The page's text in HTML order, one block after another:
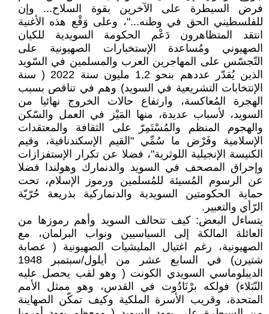
فرض السيطرة على الآخرين بقوة السلاح... وإن
للفلسطيني الحق في وطنه..."، وعلى وَقْع هذه الأغنية
انتقد المتظاهرون دَعْم الحكومة السويدية للكيان
الصهيوني ومُساعدة الإستخبارات الصهيونية على
التّجسّس على المهاجرين العرب والمسلمين في السّويد
الذين يُقدّر عددهم بنحو 1,2 مليون سنة 2022 ( سنة
الإنتخابات التشريعية في السويد) وهم في تناقص بسبب
الهجرة المُعاكسة، وارتفاع حالات الخروج نهائيا من
السويد، لأسباب عديدة، منها المَيْز في العمل والسّكن
والهجوم المنظم والمُسْتَمِرّ على الثقافة والمعتقدات
الإسلامية وفَرْض ما سُمِّي "القيم الإسكندنافية، وقيم
الكنيسة الإنجيلية اللوثرية"، فضلا عن تكرار الإستفزازات
وإحراق المصحف في السويد والدنمارك وهولندا فضلا
عن الرسوم المُسيئة للمُسلمين ورموز الإسلام، تحت
حماية الحكومتين السويدية والدنماركية بذريعة حُرّيّة
الرّأي والتعبير.
يتساءل البعض: كيف تتحالف السويد وأهم رموزها من
العائلة المالكة إلى السياسيين ونواب البرلمان، مع
الصهيونية، رغم اغتيال المليشيات الصهيونية ( عصابة
شتيرن) في السابع عشر من أيلول/سبتمبر 1948
الديبلوماسي السويدي الكونت ( وهو لقب يحصل عليه
النّبَلاء) فولكه برْنَادُوت في القدس، وهو ممثل الأمم
المتحدة، وقريب الأسرة الملكية وكيف تمكّن الصهاينة